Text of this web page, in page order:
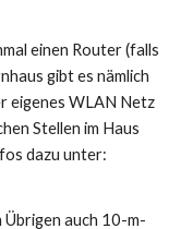
einen Router (falls
gibt es nämlich
eigenes WLAN Netz
Stellen im Haus
dazu unter:
Übrigen auch 10-m-